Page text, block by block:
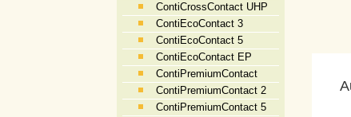
ContiCrossContact UHP
ContiEcoContact 3
ContiEcoContact 5
ContiEcoContact EP
ContiPremiumContact
ContiPremiumContact 2
ContiPremiumContact 5